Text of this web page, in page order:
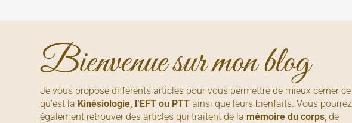
Bienvenue sur mon blog
Je vous propose différents articles pour vous permettre de mieux cerner ce
qu’est la Kinésiologie, l’EFT ou PTTainsi que leurs bienfaits. Vous pourrez
également retrouver des articles qui traitent de la mémoire du corps , de